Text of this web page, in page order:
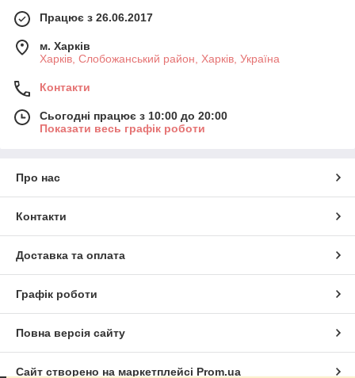
Працює з 26.06.2017
м. Харків
Харків, Слобожанський район, Харків, Україна
Контакти
Сьогодні працює з 10:00 до 20:00
Показати весь графік роботи
Про нас
Контакти
Доставка та оплата
Графік роботи
Повна версія сайту
Сайт створено на маркетплейсі Prom.ua